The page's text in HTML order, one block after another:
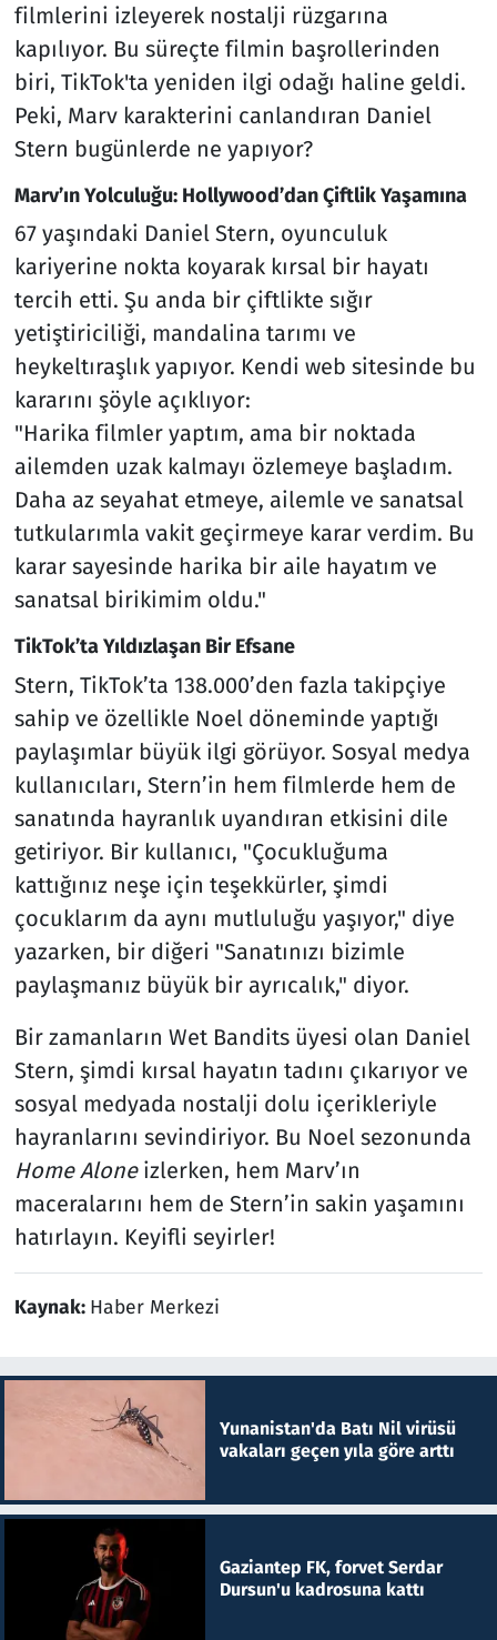
filmlerini izleyerek nostalji rüzgarına
kapılıyor. Bu süreçte filmin başrollerinden
biri, TikTok'ta yeniden ilgi odağı haline geldi.
Peki, Marv karakterini canlandıran Daniel
Stern bugünlerde ne yapıyor?
Marv’ın Yolculuğu: Hollywood’dan Çiftlik Yaşamına
67 yaşındaki Daniel Stern, oyunculuk
kariyerine nokta koyarak kırsal bir hayatı
tercih etti. Şu anda bir çiftlikte sığır
yetiştiriciliği, mandalina tarımı ve
heykeltıraşlık yapıyor. Kendi web sitesinde bu
kararını şöyle açıklıyor:
"Harika filmler yaptım, ama bir noktada
ailemden uzak kalmayı özlemeye başladım.
Daha az seyahat etmeye, ailemle ve sanatsal
tutkularımla vakit geçirmeye karar verdim. Bu
karar sayesinde harika bir aile hayatım ve
sanatsal birikimim oldu."
TikTok’ta Yıldızlaşan Bir Efsane
Stern, TikTok’ta 138.000’den fazla takipçiye
sahip ve özellikle Noel döneminde yaptığı
paylaşımlar büyük ilgi görüyor. Sosyal medya
kullanıcıları, Stern’in hem filmlerde hem de
sanatında hayranlık uyandıran etkisini dile
getiriyor. Bir kullanıcı, "Çocukluğuma
kattığınız neşe için teşekkürler, şimdi
çocuklarım da aynı mutluluğu yaşıyor," diye
yazarken, bir diğeri "Sanatınızı bizimle
paylaşmanız büyük bir ayrıcalık," diyor.
Bir zamanların Wet Bandits üyesi olan Daniel
Stern, şimdi kırsal hayatın tadını çıkarıyor ve
sosyal medyada nostalji dolu içerikleriyle
hayranlarını sevindiriyor. Bu Noel sezonunda
Home Aloneizlerken, hem Marv’ın
maceralarını hem de Stern’in sakin yaşamını
hatırlayın. Keyifli seyirler!
Kaynak: Haber Merkezi
Yunanistan'da Batı Nil virüsü
vakaları geçen yıla göre arttı
Gaziantep FK, forvet Serdar
Dursun'u kadrosuna kattı
Teknoloji ve Bilim
Televizyon